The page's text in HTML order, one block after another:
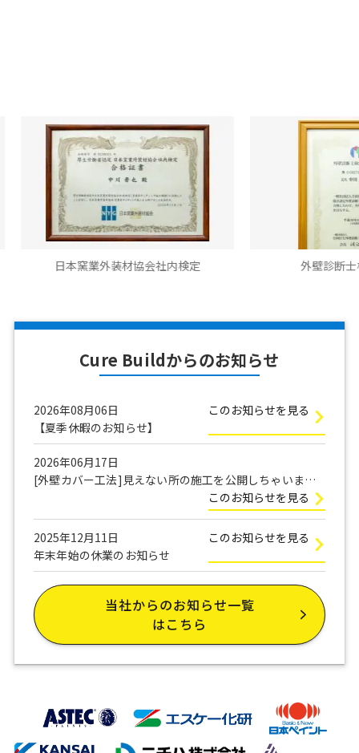
日本窯業外装材協会社内検定 外壁診断士検定合格
Cure Buildからのお知らせ
2026年08月06日
【夏季休暇のお知らせ】
このお知らせを見る
2026年06月17日
[外壁カバー工法]見えない所の施工を公開しちゃいま
このお知らせを見る
2025年12月11日
年末年始の休業のお知らせ
このお知らせを見る
当社からのお知らせ一覧
はこちら